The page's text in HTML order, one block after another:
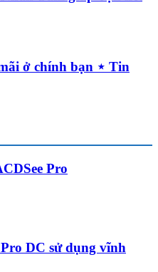
ở chính bạn ⋆ Tin
Pro
DC sử dụng vĩnh